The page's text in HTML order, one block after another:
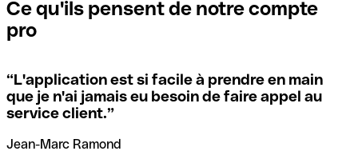
signifie que vous avez le code de l'une des succursales
locales.
Si vous n'êtes pas sûr du code SWIFT que vous devriez
utiliser, nous avons développé un outil de recherche de
codes SWIFT par nom de banque.
vérification/recherche de codes SWIFT. Ainsi, vous pouvez
trouver et vérifier vos codes SWIFT avant de réaliser vos
transferts d’argent.
Ce qu'ils pensent de notre compte
pro
“L'application est si facile à prendre en main
que je n'ai jamais eu besoin de faire appel au
service client.”
Jean-Marc Ramond